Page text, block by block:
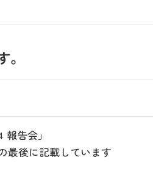
告会」
最後に記載しています